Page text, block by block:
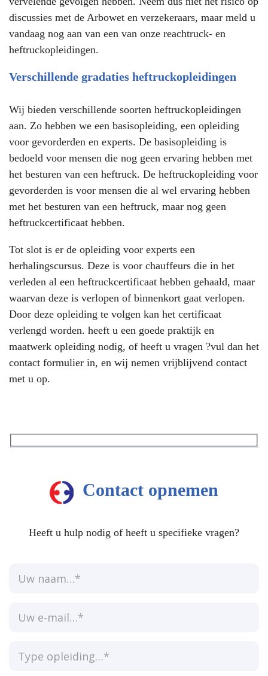
discussies met de Arbowet en verzekeraars, maar meld u
vandaag nog aan van een van onze reachtruck- en
heftruckopleidingen.
Verschillende gradaties heftruckopleidingen
Wij bieden verschillende soorten heftruckopleidingen
aan. Zo hebben we een basisopleiding, een opleiding
voor gevorderden en experts. De basisopleiding is
bedoeld voor mensen die nog geen ervaring hebben met
het besturen van een heftruck. De heftruckopleiding voor
gevorderden is voor mensen die al wel ervaring hebben
met het besturen van een heftruck, maar nog geen
heftruckcertificaat hebben.
Tot slot is er de opleiding voor experts een
herhalingscursus. Deze is voor chauffeurs die in het
verleden al een heftruckcertificaat hebben gehaald, maar
waarvan deze is verlopen of binnenkort gaat verlopen.
Door deze opleiding te volgen kan het certificaat
verlengd worden. heeft u een goede praktijk en
maatwerk opleiding nodig, of heeft u vragen ?vul dan het
contact formulier in, en wij nemen vrijblijvend contact
met u op.
Contact opnemen
Heeft u hulp nodig of heeft u specifieke vragen?